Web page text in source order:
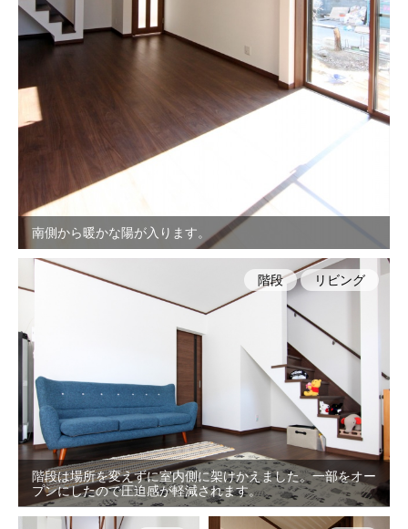
南側から暖かな陽が入ります。
階段は場所を変えずに室内側に架けかえました。一部をオー
プンにしたので圧迫感が軽減されます。
階段 リビング